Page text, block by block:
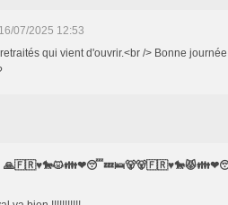
16/07/2025 12:53
qui vient d'ouvrir.<br /> Bonne